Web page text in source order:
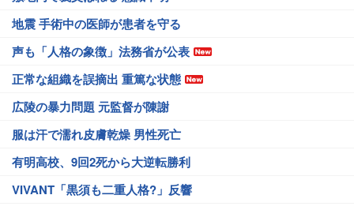
地震 手術中の医師が患者を守る
声も「人格の象徴」法務省が公表
正常な組織を誤摘出 重篤な状態
広陵の暴力問題 元監督が陳謝
服は汗で濡れ皮膚乾燥 男性死亡
有明高校、9回2死から大逆転勝利
VIVANT「黒須も二重人格?」反響